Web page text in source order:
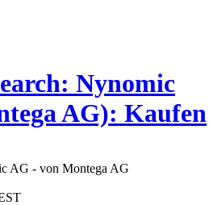
Nynomic
AG): Kaufen
AG - von Montega AG